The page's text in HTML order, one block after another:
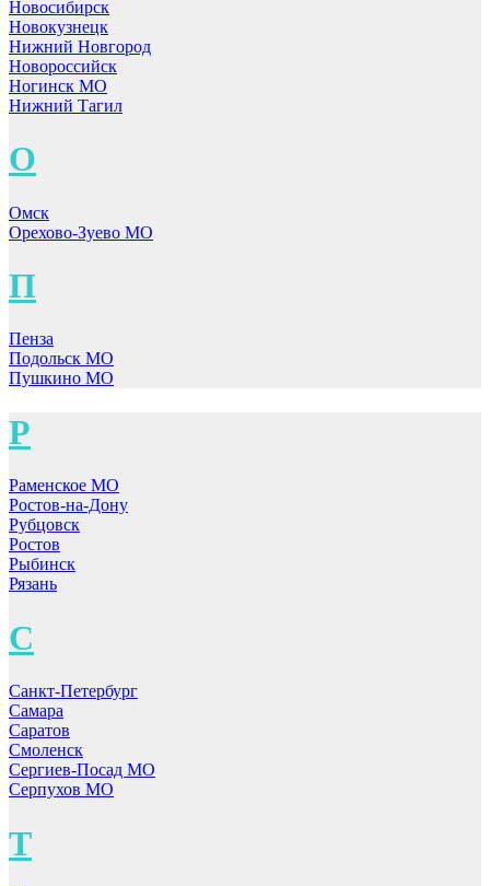
Новосибирск
Новокузнецк
Нижний Новгород
Новороссийск
Ногинск МО
Нижний Тагил
О
Омск
Орехово-Зуево МО
П
Пенза
Подольск МО
Пушкино МО
Р
Раменское МО
Ростов-на-Дону
Рубцовск
Ростов
Рыбинск
Рязань
С
Санкт-Петербург
Самара
Саратов
Смоленск
Сергиев-Посад МО
Серпухов МО
Т